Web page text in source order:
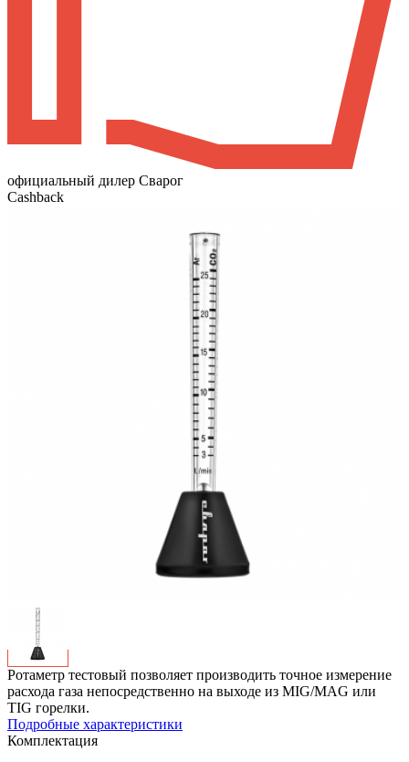
официальный дилер Сварог
Cashback
Ротаметр тестовый позволяет производить точное измерение
расхода газа непосредственно на выходе из MIG/MAG или
TIG горелки.
Подробные характеристики
Комплектация